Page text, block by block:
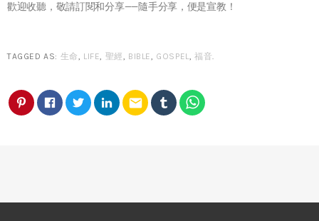
歡迎收聽，敬請訂閱和分享——隨手分享，便是宣教！
TAGGED AS: 生命, LIFE, 聖經, BIBLE, GOSPEL,福音.
email